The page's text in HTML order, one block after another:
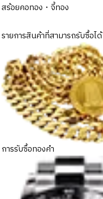
สร้อยคอทอง・จี้ทอง
รายการสินค้าที่สามารถรับซื้อได้
การรับซื้อทองคำ